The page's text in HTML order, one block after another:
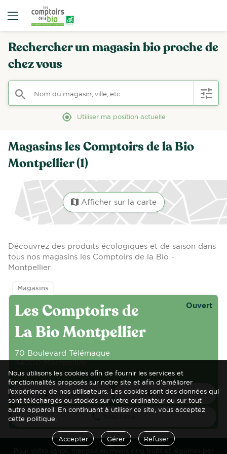
Rechercher un magasin bio proche de
chez vous
search Nom du magasin, ville, etc. filter
mylocation Utiliser ma position actuelle
Magasins les Comptoirs de la Bio
Montpellier (1)
map Afficher sur la carte
Découvrez des produits écologiques et de saison dans
tous nos magasins les Comptoirs de la Bio -
Montpellier
Magasins
Les Comptoirs de
La Bio Montpellier
Ouvert
70 Boulevard Télémaque
34000 Montpellier
France
direction Itinéraire markers Localiser
Pour votre santé, mangez au moins cinq fruits et légumes par
Nous utilisons les cookies afin de fournir les services et
fonctionnalités proposés sur notre site et afin d’améliorer
l’expérience de nos utilisateurs. Les cookies sont des données qui
sont téléchargés ou stockés sur votre ordinateur ou sur tout
autre appareil. En continuant à utiliser ce site, vous acceptez
cette politique.
Accepter Gérer Refuser